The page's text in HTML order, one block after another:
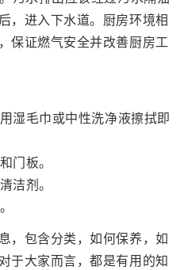
，进入下水道。厨房环境相
保证燃气安全并改善厨房工
湿毛巾或中性洗净液擦拭即
门板。
洁剂。
，包含分类，如何保养，如
于大家而言，都是有用的知